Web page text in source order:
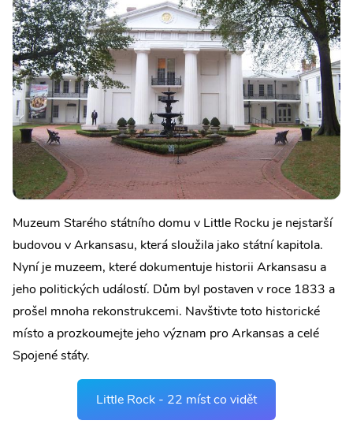
Muzeum Starého státního domu v Little Rocku je nejstarší
budovou v Arkansasu, která sloužila jako státní kapitola.
Nyní je muzeem, které dokumentuje historii Arkansasu a
jeho politických událostí. Dům byl postaven v roce 1833 a
prošel mnoha rekonstrukcemi. Navštivte toto historické
místo a prozkoumejte jeho význam pro Arkansas a celé
Spojené státy.
Little Rock - 22 míst co vidět